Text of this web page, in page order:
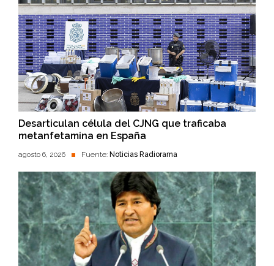
Desarticulan célula del CJNG que traficaba
metanfetamina en España
agosto 6, 2026 Fuente: Noticias Radiorama